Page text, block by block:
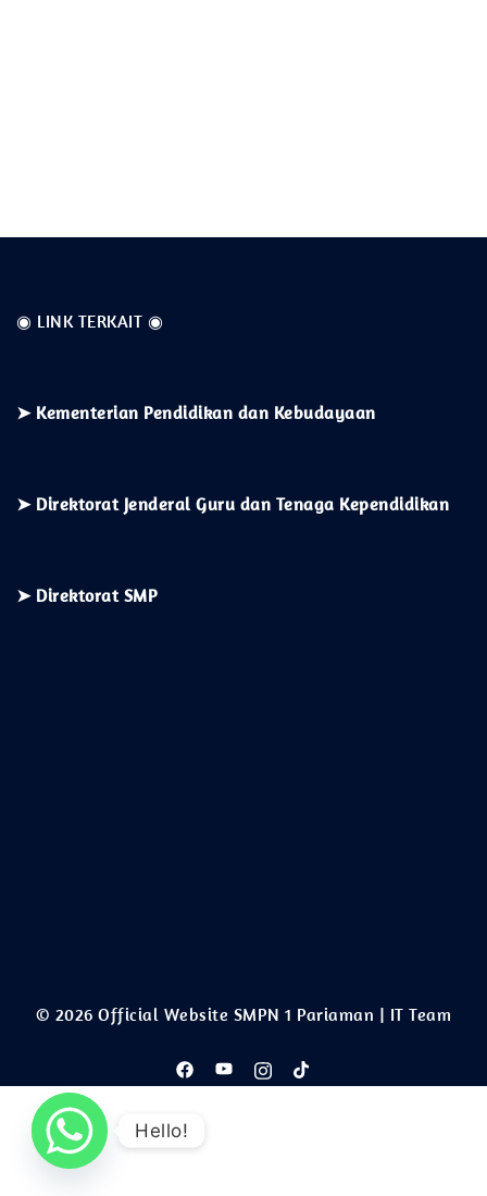
◉ LINK TERKAIT ◉
➤ Kementerian Pendidikan dan Kebudayaan
➤ Direktorat Jenderal Guru dan Tenaga Kependidikan
➤ Direktorat SMP
© 2026 Official Website SMPN 1 Pariaman | IT Team
Hello!